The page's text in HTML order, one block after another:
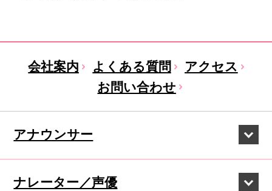
会社案内 よくある質問
アクセス
お問い合わせ
アナウンサー
ナレーター／声優